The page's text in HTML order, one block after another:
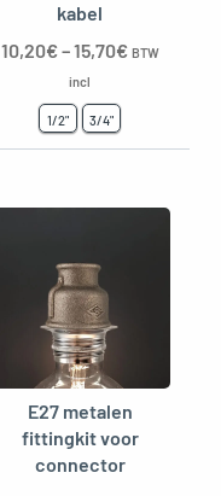
kabel
10,20€–15,70€ BTW
incl
1/2" 3/4"
E27 metalen
fittingkit voor
connector